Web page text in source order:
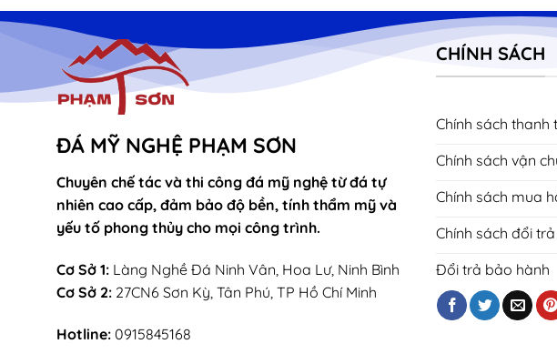
ĐÁ MỸ NGHỆ PHẠM SƠN
Chuyên chế tác và thi công đá mỹ nghệ từ đá tự
nhiên cao cấp, đảm bảo độ bền, tính thẩm mỹ và
yếu tố phong thủy cho mọi công trình.
Cơ Sở 1: Làng Nghề Đá Ninh Vân, Hoa Lư, Ninh Bình
Cơ Sở 2: 27CN6 Sơn Kỳ, Tân Phú, TP Hồ Chí Minh
Hotline: 0915845168
CHÍNH SÁCH
Chính sách thanh
Chính sách vận
Chính sách mua
Chính sách đổi trả
Đổi trả bảo hành